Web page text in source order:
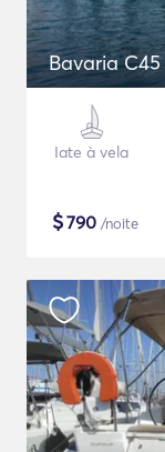
Bavaria C45
Iate à vela
$790 /noite